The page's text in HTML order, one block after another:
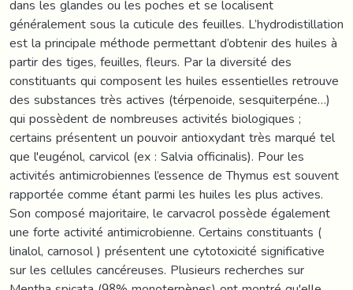
dans les glandes ou les poches et se localisent
généralement sous la cuticule des feuilles. L’hydrodistillation
est la principale méthode permettant d’obtenir des huiles à
partir des tiges, feuilles, fleurs. Par la diversité des
constituants qui composent les huiles essentielles retrouve
des substances très actives (térpenoide, sesquiterpéne…)
qui possèdent de nombreuses activités biologiques ;
certains présentent un pouvoir antioxydant très marqué tel
que l'eugénol, carvicol (ex : Salvia officinalis). Pour les
activités antimicrobiennes l’essence de Thymus est souvent
rapportée comme étant parmi les huiles les plus actives.
Son composé majoritaire, le carvacrol possède également
une forte activité antimicrobienne. Certains constituants (
linalol, carnosol ) présentent une cytotoxicité significative
sur les cellules cancéreuses. Plusieurs recherches sur